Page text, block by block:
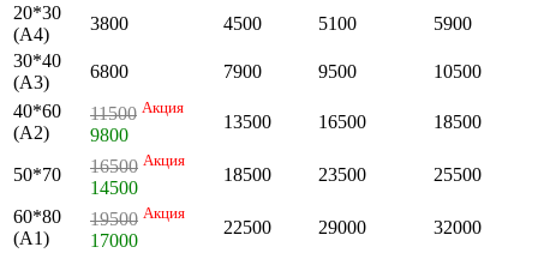
20*30
(А4)
3800 4500 5100
5900
30*40
(А3)
6800 7900 9500
10500
40*60
(А2)
11500 Акция
9800
13500 16500 18500
50*70 16500 Акция
14500
18500 23500 25500
60*80
(А1)
19500 Акция
17000
22500 29000
32000